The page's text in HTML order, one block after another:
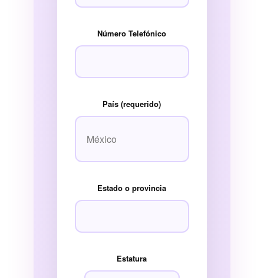
Número Telefónico
País (requerido)
Estado o provincia
Estatura